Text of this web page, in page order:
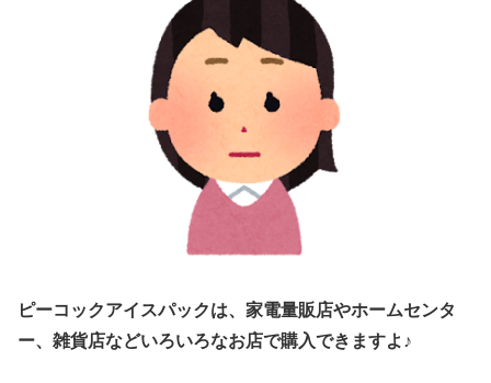
ピーコックアイスパックは、家電量販店やホームセンタ
ー、雑貨店などいろいろなお店で購入できますよ♪